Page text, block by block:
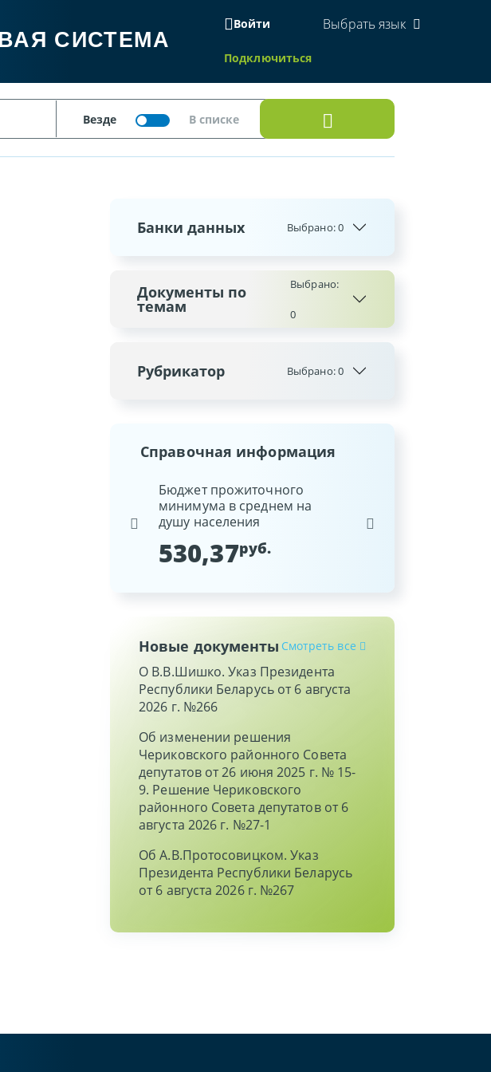
СИСТЕМА
Войти
Подключиться
Выбрать язык
Банки данных Выбрано:0
Документы по
темам
Выбрано:
0
Рубрикатор Выбрано:0
Справочная информация
Бюджет прожиточного
минимума в среднем на
душу населения
530,37руб.
Республики Беларусь
Новые документы Смотреть все
О В.В.Шишко. Указ Президента
Республики Беларусь от 6 августа
2026 г. №266
Об изменении решения
Чериковского районного Совета
депутатов от 26 июня 2025 г. № 15-
9. Решение Чериковского
районного Совета депутатов от 6
августа 2026 г. №27-1
Об А.В.Протосовицком. Указ
Президента Республики Беларусь
от 6 августа 2026 г. №267